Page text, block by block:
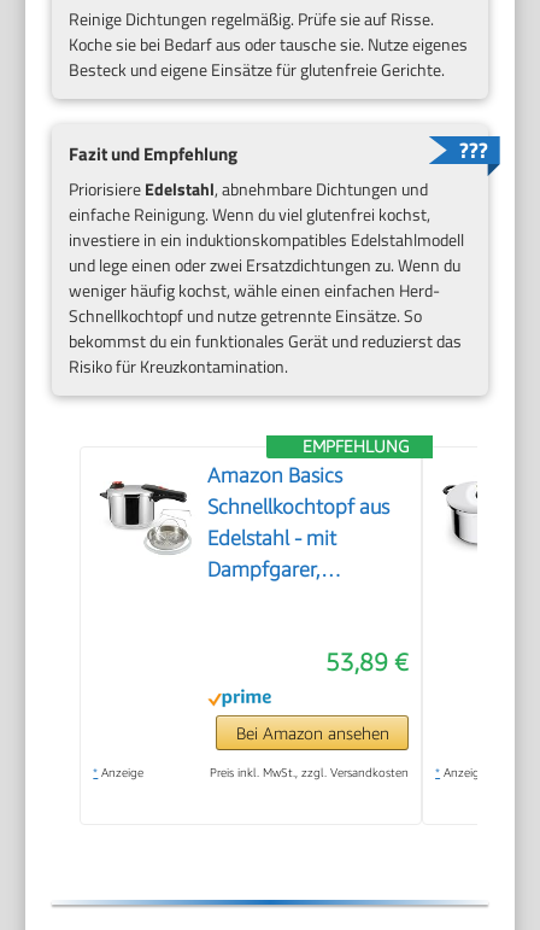
Reinige Dichtungen regelmäßig. Prüfe sie auf Risse.
Koche sie bei Bedarf aus oder tausche sie. Nutze eigenes
Besteck und eigene Einsätze für glutenfreie Gerichte.
Fazit und Empfehlung
PriorisiereEdelstahl, abnehmbare Dichtungen und
einfache Reinigung. Wenn du viel glutenfrei kochst,
investiere in ein induktionskompatibles Edelstahlmodell
und lege einen oder zwei Ersatzdichtungen zu. Wenn du
weniger häufig kochst, wähle einen einfachen Herd-
Schnellkochtopf und nutze getrennte Einsätze. So
bekommst du ein funktionales Gerät und reduzierst das
Risiko für Kreuzkontamination.
EMPFEHLUNG
Amazon Basics
Schnellkochtopf aus
Edelstahl - mit
Dampfgarer,
53,89 €
Bei Amazon ansehen
* Anzeige Preis inkl. MwSt., zzgl. Versandkosten * Anzeige